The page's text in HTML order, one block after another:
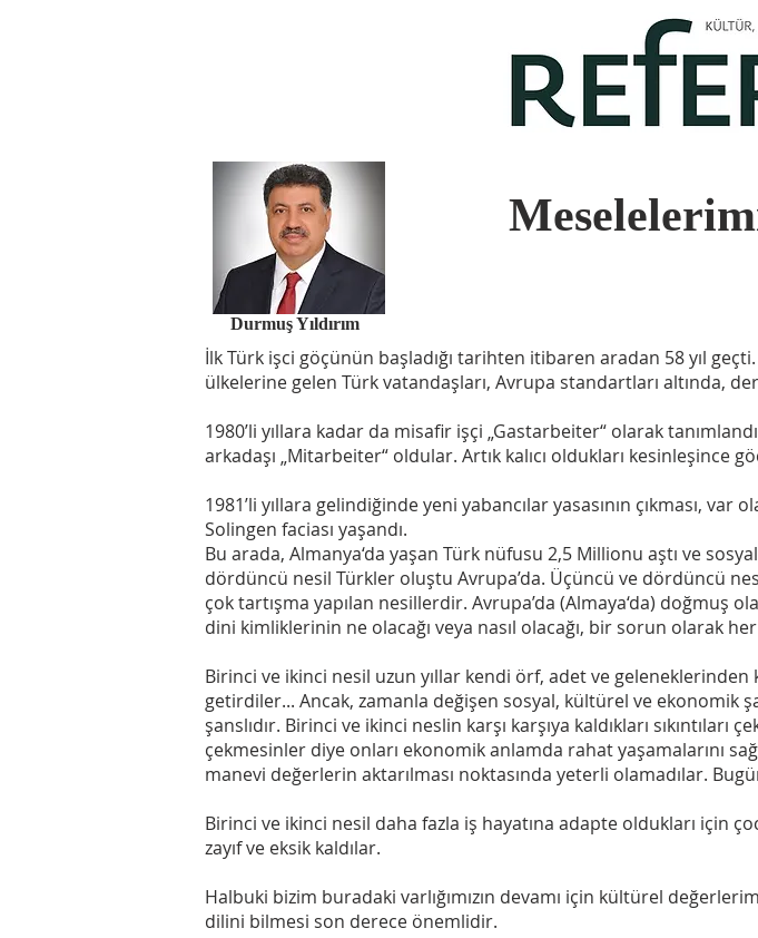
Durmuş Yıldırım
İlk Türk işci göçünün başladığı tarihten itibaren aradan 58 yıl
ülkelerine gelen Türk vatandaşları, Avrupa standartları altında,
1980’li yıllara kadar da misafir işçi „Gastarbeiter“ olarak
arkadaşı „Mitarbeiter“ oldular. Artık kalıcı oldukları kesinleşince
1981’li yıllara gelindiğinde yeni yabancılar yasasının çıkması, var
Solingen faciası yaşandı.
Bu arada, Almanya‘da yaşan Türk nüfusu 2,5 Millionu aştı ve
dördüncü nesil Türkler oluştu Avrupa’da. Üçüncü ve dördüncü
çok tartışma yapılan nesillerdir. Avrupa’da (Almaya‘da) doğmuş
dini kimliklerinin ne olacağı veya nasıl olacağı, bir sorun olarak
Birinci ve ikinci nesil uzun yıllar kendi örf, adet ve
getirdiler... Ancak, zamanla değişen sosyal, kültürel ve ekonomik
şanslıdır. Birinci ve ikinci neslin karşı karşıya kaldıkları
çekmesinler diye onları ekonomik anlamda rahat yaşamalarını
manevi değerlerin aktarılması noktasında yeterli olamadılar.
Birinci ve ikinci nesil daha fazla iş hayatına adapte oldukları için
zayıf ve eksik kaldılar.
Halbuki bizim buradaki varlığımızın devamı için kültürel
dilini bilmesi son derece önemlidir.